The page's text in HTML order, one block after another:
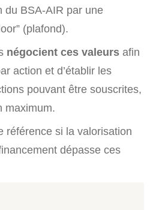
du BSA-AIR par une
(plafond).
négocient ces valeurs afin
action et d’établir les
pouvant être souscrites,
maximum.
référence si la valorisation
dépasse ces